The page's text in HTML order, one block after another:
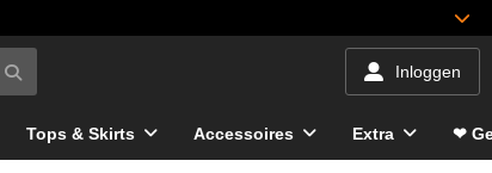
Inloggen
Tops & Skirts Accessoires Extra ❤